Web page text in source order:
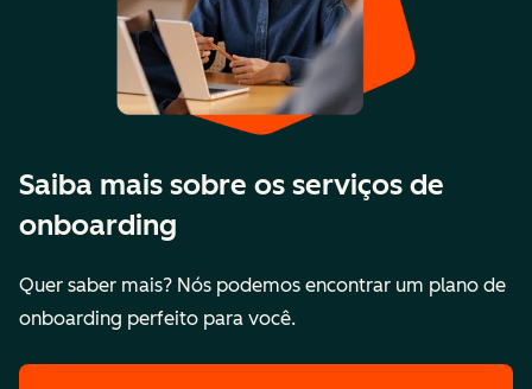
Saiba mais sobre os serviços de
onboarding
Quer saber mais? Nós podemos encontrar um plano de
onboarding perfeito para você.